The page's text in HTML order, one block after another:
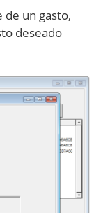
un gasto,
deseado